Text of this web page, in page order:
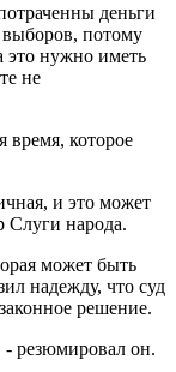
деньги
потому
это нужно иметь
не
время, которое
и это может
Слуги народа.
может быть
надежду, что суд
решение.
резюмировал он.